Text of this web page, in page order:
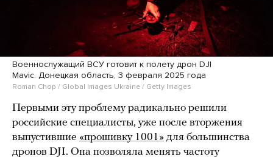
Военнослужащий ВСУ готовит к полету дрон DJI
Mavic. Донецкая область, 3 февраля 2025 года
Roman Chop / Global Images Ukraine / Getty Images
Первыми эту проблему радикально решили
российские специалисты, уже после вторжения
выпустившие «прошивку 1001» для большинства
дронов DJI. Она позволяла менять частоту